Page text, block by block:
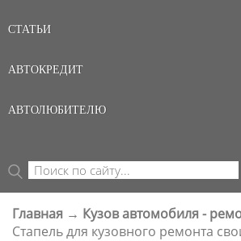
СТАТЬИ
АВТОКРЕДИТ
АВТОЛЮБИТЕЛЮ
ФОРМА ПОИСКА
Поиск
ВЫ ЗДЕСЬ
Главная → Кузов автомобиля -
Стапель для кузовного ремонта